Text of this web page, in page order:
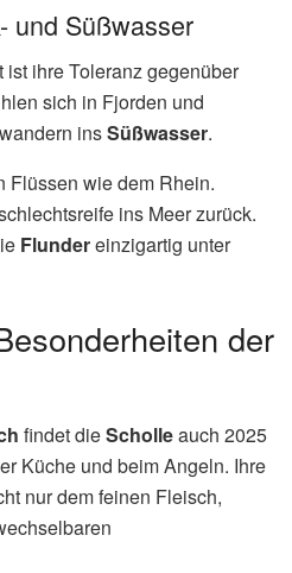
und Süßwasser
ihre Toleranz gegenüber
sich in Fjorden und
insSüßwasser.
Flüssen wie dem Rhein.
ins Meer zurück.
Flundereinzigartig unter
der
findet dieScholleauch 2025
Küche und beim Angeln. Ihre
nur dem feinen Fleisch,